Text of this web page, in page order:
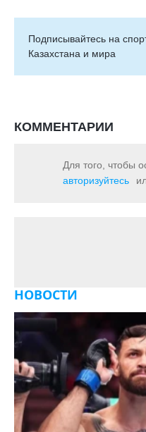
Подписывайтесь на
Казахстана и мира
КОММЕНТАРИИ
Для того, чтобы
авторизуйтесь
НОВОСТИ